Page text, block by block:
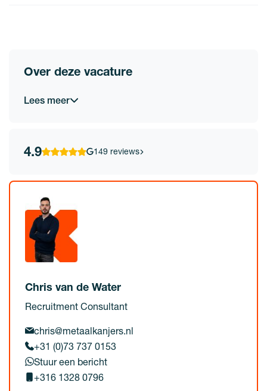
Over deze vacature
Lees meer
4.9 149 reviews
Chris van de Water
Recruitment Consultant
chris@metaalkanjers.nl
+31 (0)73 737 0153
Stuur een bericht
+316 1328 0796